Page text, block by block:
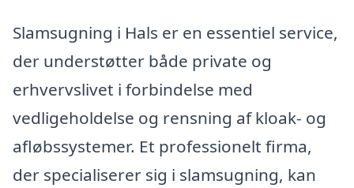
Slamsugning i Hals er en essentiel service,
der understøtter både private og
erhvervslivet i forbindelse med
vedligeholdelse og rensning af kloak- og
afløbssystemer. Et professionelt firma,
der specialiserer sig i slamsugning, kan